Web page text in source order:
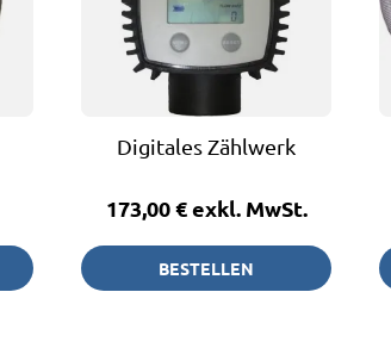
Digitales Zählwerk
173,00 €exkl. MwSt.
BESTELLEN